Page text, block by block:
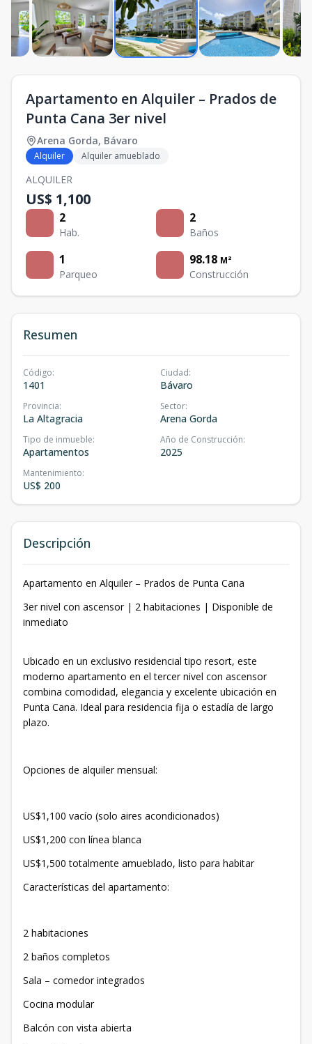
Apartamento en Alquiler – Prados de
Punta Cana 3er nivel
Arena Gorda, Bávaro
Alquiler Alquiler amueblado
ALQUILER
US$ 1,100
2
Hab.
2
Baños
1
Parqueo
98.18 M²
Construcción
Resumen
Código:
1401
Ciudad:
Bávaro
Provincia:
La Altagracia
Sector:
Arena Gorda
Tipo de inmueble:
Apartamentos
Año de Construcción:
2025
Mantenimiento:
US$ 200
Descripción
Apartamento en Alquiler – Prados de Punta Cana
3er nivel con ascensor | 2 habitaciones | Disponible de
inmediato
Ubicado en un exclusivo residencial tipo resort, este
moderno apartamento en el tercer nivel con ascensor
combina comodidad, elegancia y excelente ubicación en
Punta Cana. Ideal para residencia fija o estadía de largo
plazo.
Opciones de alquiler mensual:
US$1,100 vacío (solo aires acondicionados)
US$1,200 con línea blanca
US$1,500 totalmente amueblado, listo para habitar
Características del apartamento:
2 habitaciones
2 baños completos
Sala – comedor integrados
Cocina modular
Balcón con vista abierta